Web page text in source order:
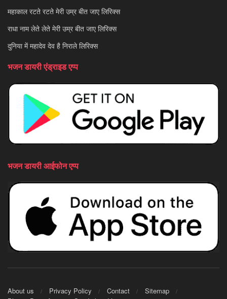
महाकाल रटते रटते मेरी उम्र बीत जाए लिरिक्स
राधा नाम लेते लेते मेरी उम्र बीत जाए लिरिक्स
दुनिया में महादेव देव है निराले लिरिक्स
भजन डायरी एंड्राइड एप्प
भजन डायरी आईफोन एप्प
About us Privacy Policy Contact
Sitemap